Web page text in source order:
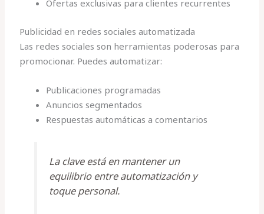
Ofertas exclusivas para clientes recurrentes
Publicidad en redes sociales automatizada
Las redes sociales son herramientas poderosas para
promocionar. Puedes automatizar:
Publicaciones programadas
Anuncios segmentados
Respuestas automáticas a comentarios
La clave está en mantener un
equilibrio entre automatización y
toque personal.